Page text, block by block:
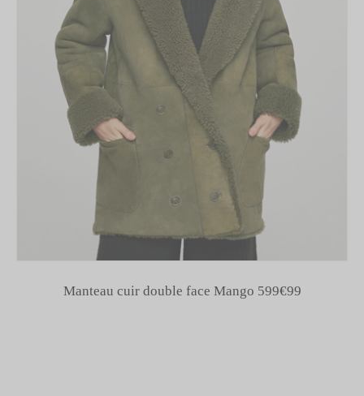
Manteau cuir double face Mango 599€99